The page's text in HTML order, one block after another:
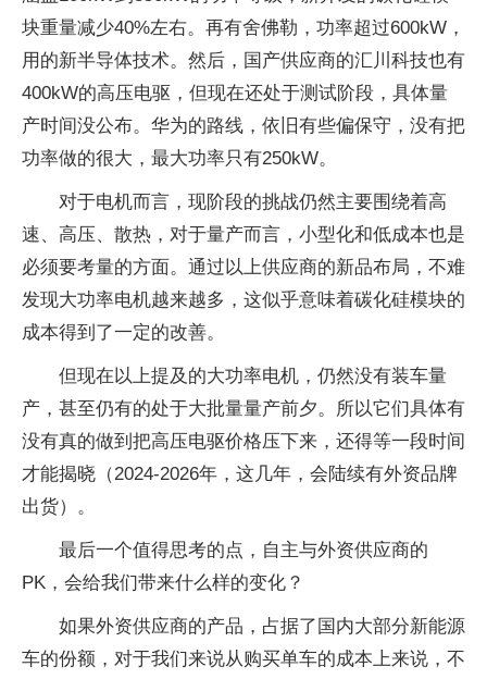
块重量减少40%左右。再有舍佛勒，功率超过600kW，
用的新半导体技术。然后，国产供应商的汇川科技也有
400kW的高压电驱，但现在还处于测试阶段，具体量
产时间没公布。华为的路线，依旧有些偏保守，没有把
功率做的很大，最大功率只有250kW。
对于电机而言，现阶段的挑战仍然主要围绕着高
速、高压、散热，对于量产而言，小型化和低成本也是
必须要考量的方面。通过以上供应商的新品布局，不难
发现大功率电机越来越多，这似乎意味着碳化硅模块的
成本得到了一定的改善。
但现在以上提及的大功率电机，仍然没有装车量
产，甚至仍有的处于大批量量产前夕。所以它们具体有
没有真的做到把高压电驱价格压下来，还得等一段时间
才能揭晓（2024-2026年，这几年，会陆续有外资品牌
出货）。
最后一个值得思考的点，自主与外资供应商的
PK，会给我们带来什么样的变化？
如果外资供应商的产品，占据了国内大部分新能源
车的份额，对于我们来说从购买单车的成本上来说，不